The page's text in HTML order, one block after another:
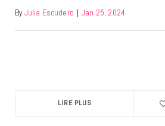
By Julia Escudero | Jan 25, 2024
LIRE PLUS